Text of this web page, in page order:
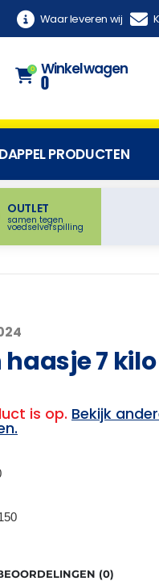
Waar leveren wij
0 Winkelwagen
0
PRODUCTEN
OUTLET
samen tegen
voedselverspilling
7 kilo
is op. Bekijk
(0)